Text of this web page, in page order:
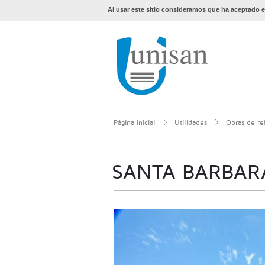
Al usar este sitio consideramos que ha aceptado
Página inicial Utilidades Obras de
SANTA